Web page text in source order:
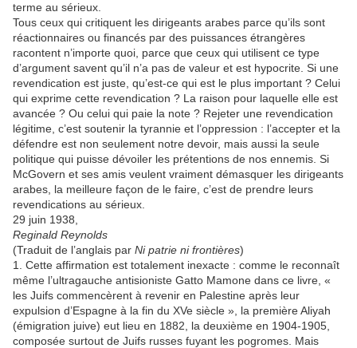
terme au sérieux.
Tous ceux qui critiquent les dirigeants arabes parce qu’ils sont
réactionnaires ou financés par des puissances étrangères
racontent n’importe quoi, parce que ceux qui utilisent ce type
d’argument savent qu’il n’a pas de valeur et est hypocrite. Si une
revendication est juste, qu’est-ce qui est le plus important ? Celui
qui exprime cette revendication ? La raison pour laquelle elle est
avancée ? Ou celui qui paie la note ? Rejeter une revendication
légitime, c’est soutenir la tyrannie et l’oppression : l’accepter et la
défendre est non seulement notre devoir, mais aussi la seule
politique qui puisse dévoiler les prétentions de nos ennemis. Si
McGovern et ses amis veulent vraiment démasquer les dirigeants
arabes, la meilleure façon de le faire, c’est de prendre leurs
revendications au sérieux.
29 juin 1938,
Reginald Reynolds
(Traduit de l’anglais par Ni patrie ni frontières)
1. Cette affirmation est totalement inexacte : comme le reconnaît
même l’ultragauche antisioniste Gatto Mamone dans ce livre, «
les Juifs commencèrent à revenir en Palestine après leur
expulsion d’Espagne à la fin du XVe siècle », la première Aliyah
(émigration juive) eut lieu en 1882, la deuxième en 1904-1905,
composée surtout de Juifs russes fuyant les pogromes. Mais